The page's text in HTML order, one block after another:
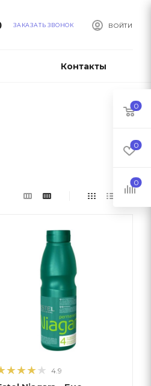
ВОЙТИ
ЗАКАЗАТЬ ЗВОНОК
Контакты
4.9
0
0
0